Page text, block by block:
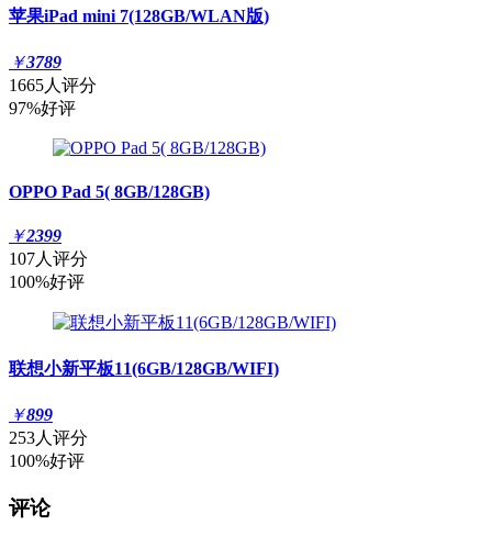
苹果iPad mini 7(128GB/WLAN版)
￥3789
1665人评分
97%好评
OPPO Pad 5( 8GB/128GB)
￥2399
107人评分
100%好评
联想小新平板11(6GB/128GB/WIFI)
￥899
253人评分
100%好评
评论